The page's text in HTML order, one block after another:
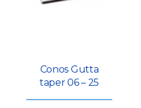
Conos Gutta
taper 06 – 25